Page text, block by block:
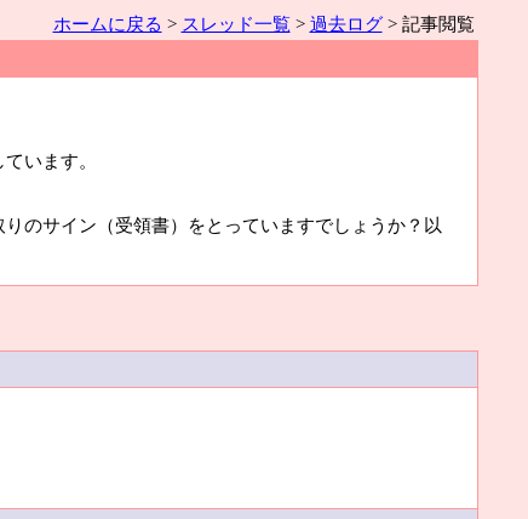
ホームに戻る > スレッド一覧> 過去ログ> 記事閲覧
います。
のサイン（受領書）をとっていますでしょうか？以